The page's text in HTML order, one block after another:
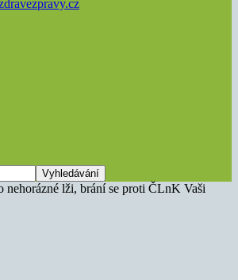
nehorázné lži, brání se proti ČLnK Vaši